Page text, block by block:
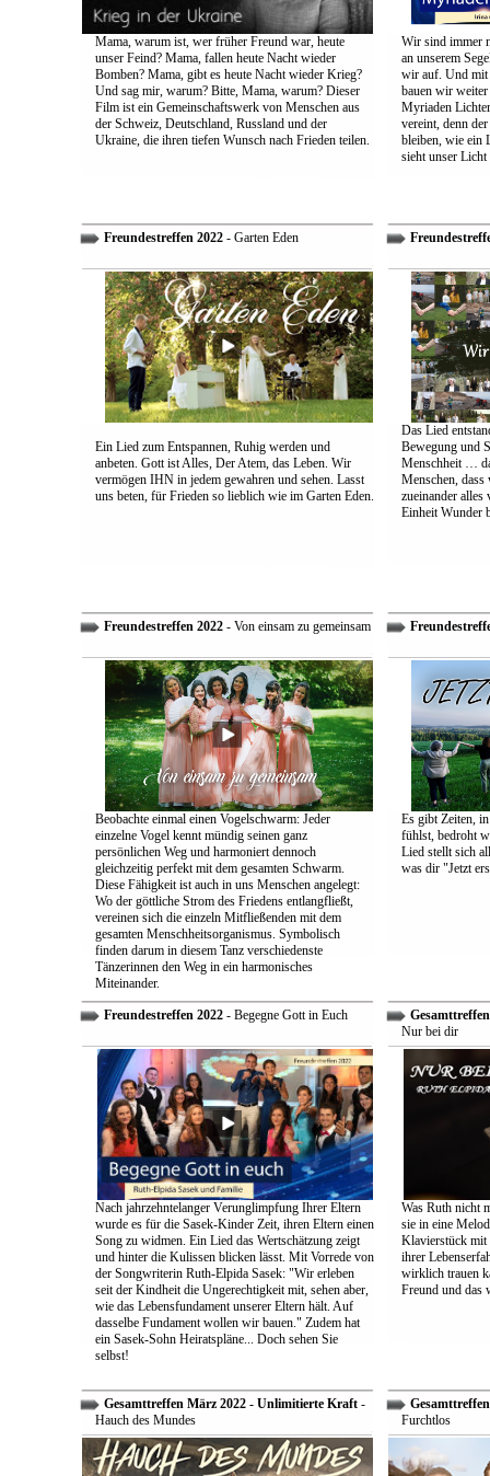
Mama, warum ist, wer früher Freund war, heute
unser Feind? Mama, fallen heute Nacht wieder
Bomben? Mama, gibt es heute Nacht wieder Krieg?
Und sag mir, warum? Bitte, Mama, warum? Dieser
Film ist ein Gemeinschaftswerk von Menschen aus
der Schweiz, Deutschland, Russland und der
Ukraine, die ihren tiefen Wunsch nach Frieden teilen.
Wir sind immer
an unserem
wir auf. Und mit
bauen wir
Myriaden
vereint, denn
bleiben, wie ein
sieht unser
Freundestreffen 2022- Garten Eden
Ein Lied zum Entspannen, Ruhig werden und
anbeten. Gott ist Alles, Der Atem, das Leben. Wir
vermögen IHN in jedem gewahren und sehen. Lasst
uns beten, für Frieden so lieblich wie im Garten Eden.
Das Lied
Bewegung und
Menschheit …
Menschen,
zueinander alles
Einheit Wunder
Freundestreffen 2022- Von einsam zu gemeinsam
Beobachte einmal einen Vogelschwarm: Jeder
einzelne Vogel kennt mündig seinen ganz
persönlichen Weg und harmoniert dennoch
gleichzeitig perfekt mit dem gesamten Schwarm.
Diese Fähigkeit ist auch in uns Menschen angelegt:
Wo der göttliche Strom des Friedens entlangfließt,
vereinen sich die einzeln Mitfließenden mit dem
gesamten Menschheitsorganismus. Symbolisch
finden darum in diesem Tanz verschiedenste
Tänzerinnen den Weg in ein harmonisches
Miteinander.
Es gibt Zeiten,
fühlst, bedroht
Lied stellt sich
was dir "Jetzt
Freundestreffen 2022- Begegne Gott in Euch
Nach jahrzehntelanger Verunglimpfung Ihrer Eltern
wurde es für die Sasek-Kinder Zeit, ihren Eltern einen
Song zu widmen. Ein Lied das Wertschätzung zeigt
und hinter die Kulissen blicken lässt. Mit Vorrede von
der Songwriterin Ruth-Elpida Sasek: "Wir erleben
seit der Kindheit die Ungerechtigkeit mit, sehen aber,
wie das Lebensfundament unserer Eltern hält. Auf
dasselbe Fundament wollen wir bauen." Zudem hat
ein Sasek-Sohn Heiratspläne... Doch sehen Sie
selbst!
Nur bei dir
Was Ruth nicht
sie in eine
Klavierstück mit
ihrer
wirklich trauen
Freund und das
Gesamttreffen März 2022 - Unlimitierte Kraft -
Hauch des Mundes
Furchtlos